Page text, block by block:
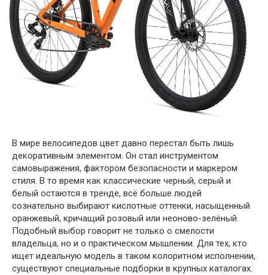
В мире велосипедов цвет давно перестал быть лишь
декоративным элементом. Он стал инструментом
самовыражения, фактором безопасности и маркером
стиля. В то время как классические черный, серый и
белый остаются в тренде, всё больше людей
сознательно выбирают кислотные оттенки, насыщенный
оранжевый, кричащий розовый или неоново-зелёный.
Подобный выбор говорит не только о смелости
владельца, но и о практическом мышлении. Для тех, кто
ищет идеальную модель в таком колоритном исполнении,
существуют специальные подборки в крупных каталогах.